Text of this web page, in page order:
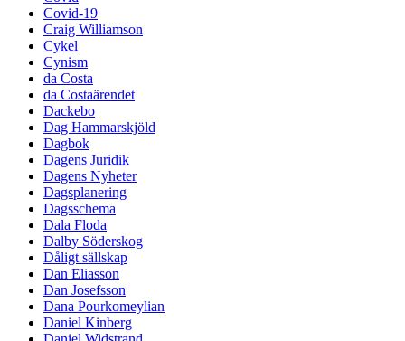
Covid-19
Craig Williamson
Cykel
Cynism
da Costa
da Costaärendet
Dackebo
Dag Hammarskjöld
Dagbok
Dagens Juridik
Dagens Nyheter
Dagsplanering
Dagsschema
Dala Floda
Dalby Söderskog
Dåligt sällskap
Dan Eliasson
Dan Josefsson
Dana Pourkomeylian
Daniel Kinberg